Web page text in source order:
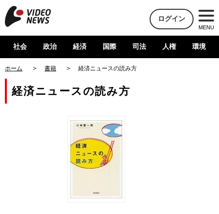
ログイン
MENU
社会 政治 経済 国際 司法 人権 環境
ホーム 書籍 経済ニュースの読み方
経済ニュースの読み方